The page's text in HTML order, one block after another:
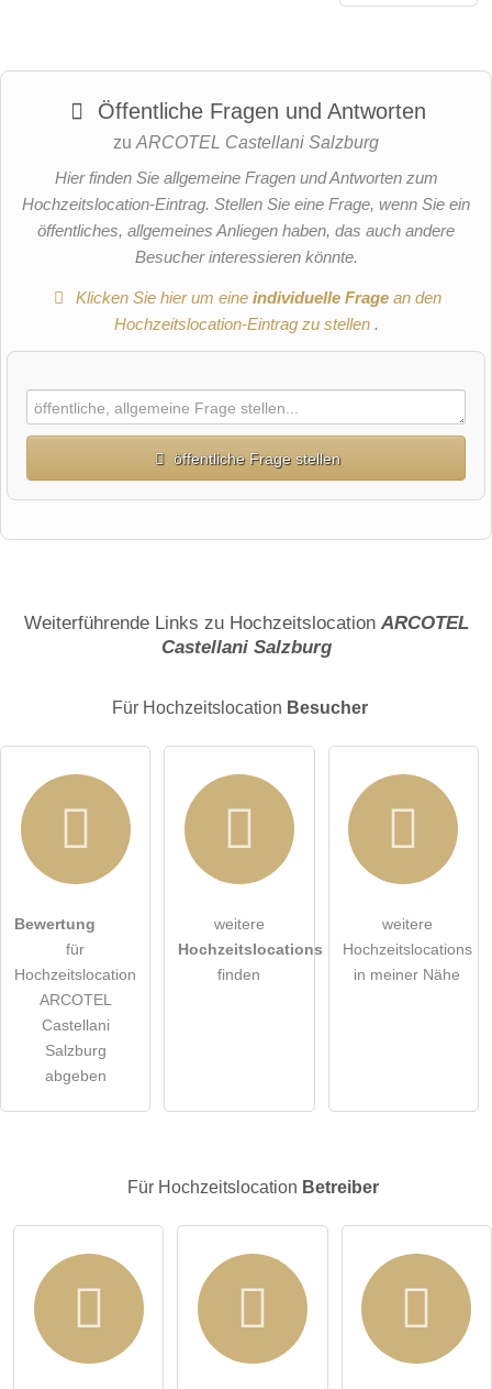
Öffentliche Fragen und Antworten
zu ARCOTEL Castellani Salzburg
Hier finden Sie allgemeine Fragen und Antworten zum
Hochzeitslocation-Eintrag. Stellen Sie eine Frage, wenn Sie ein
öffentliches, allgemeines Anliegen haben, das auch andere
Besucher interessieren könnte.
Klicken Sie hier um eineindividuelle Frage an den
Hochzeitslocation-Eintrag zu stellen .
öffentliche Frage stellen
E-Mail-Adresse (wird nicht veröffentlicht)
Die Datenschutzerklärung habe ich zur Kenntnis genommen.
öffentliche Frage stellen
Hinweis:Bitte beachten Sie, öffentliche Fragen sind
Besucher sichtbar
Klicken Sie hier um eineindividuelle Fragean den
Weiterführende Links zu Hochzeitslocation ARCOTEL
Castellani Salzburg
Für Hochzeitslocation Besucher
Bewertung
für
Hochzeitslocation
ARCOTEL
Castellani
Salzburg
abgeben
weitere
Hochzeitslocations
finden
weitere
Hochzeitslocations
in meiner Nähe
Für Hochzeitslocation Betreiber